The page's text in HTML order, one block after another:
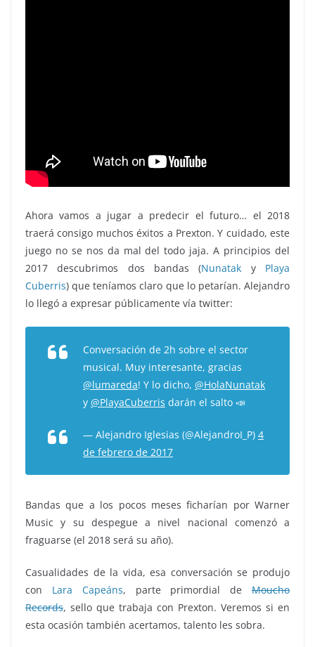
Ahora vamos a jugar a predecir el futuro… el 2018
traerá consigo muchos éxitos a Prexton. Y cuidado, este
juego no se nos da mal del todo jaja. A principios del
2017 descubrimos dos bandas (Nunatak y Playa
Cuberris) que teníamos claro que lo petarían. Alejandro
lo llegó a expresar públicamente vía twitter:
Conversación de 2h sobre el sector
musical. Muy interesante, gracias
@lumareda! Y lo dicho, @HolaNunatak
y @PlayaCuberris darán el salto 📣
— Alejandro Iglesias (@AlejandroI_P) 4
de febrero de 2017
Bandas que a los pocos meses ficharían por Warner
Music y su despegue a nivel nacional comenzó a
fraguarse (el 2018 será su año).
Casualidades de la vida, esa conversación se produjo
con Lara Capeáns, parte primordial deMoucho
Records, sello que trabaja con Prexton. Veremos si en
esta ocasión también acertamos, talento les sobra.